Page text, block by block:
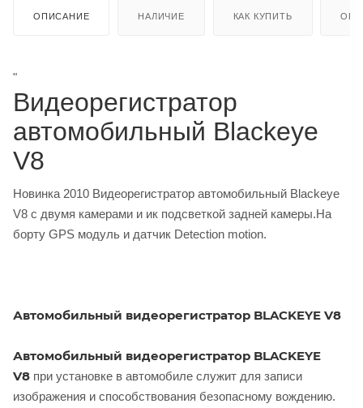
ОПИСАНИЕ НАЛИЧИЕ КАК КУПИТЬ
"
Видеорегистратор
автомобильный Blackeye
V8
Новинка 2010 Видеорегистратор автомобильный Blackeye
V8 с двумя камерами и ик подсветкой задней камеры.На
борту GPS модуль и датчик Detection motion.
Автомобильный видеорегистратор BLACKEYE V8
Автомобильный видеорегистратор BLACKEYE
V8 при установке в автомобиле служит для записи
изображения и способствования безопасному вождению.